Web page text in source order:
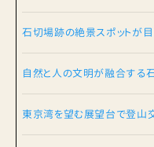
石切場跡の絶景スポットが
自然と人の文明が融合する
東京湾を望む展望台で登山